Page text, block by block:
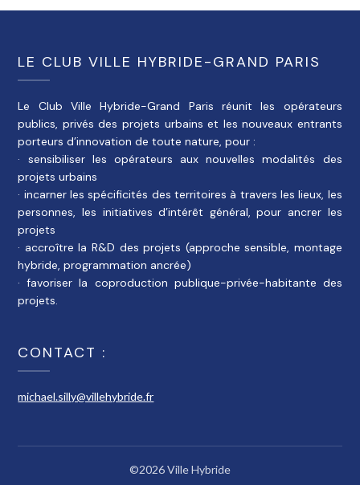
LE CLUB VILLE HYBRIDE-GRAND PARIS
Le Club Ville Hybride-Grand Paris réunit les opérateurs
publics, privés des projets urbains et les nouveaux entrants
porteurs d’innovation de toute nature, pour :
· sensibiliser les opérateurs aux nouvelles modalités des
projets urbains
· incarner les spécificités des territoires à travers les lieux, les
personnes, les initiatives d’intérêt général, pour ancrer les
projets
· accroître la R&D des projets (approche sensible, montage
hybride, programmation ancrée)
· favoriser la coproduction publique-privée-habitante des
projets.
CONTACT :
michael.silly@villehybride.fr
©2026 Ville Hybride